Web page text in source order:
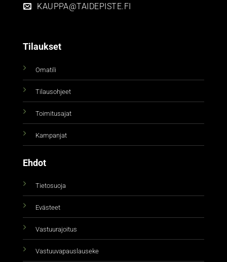
KAUPPA@TAIDEPISTE.FI
Tilaukset
Omatili
Tilausohjeet
Toimitusajat
Kampanjat
Ehdot
Tietosuoja
Evästeet
Vastuurajoitus
Vastuuvapauslauseke